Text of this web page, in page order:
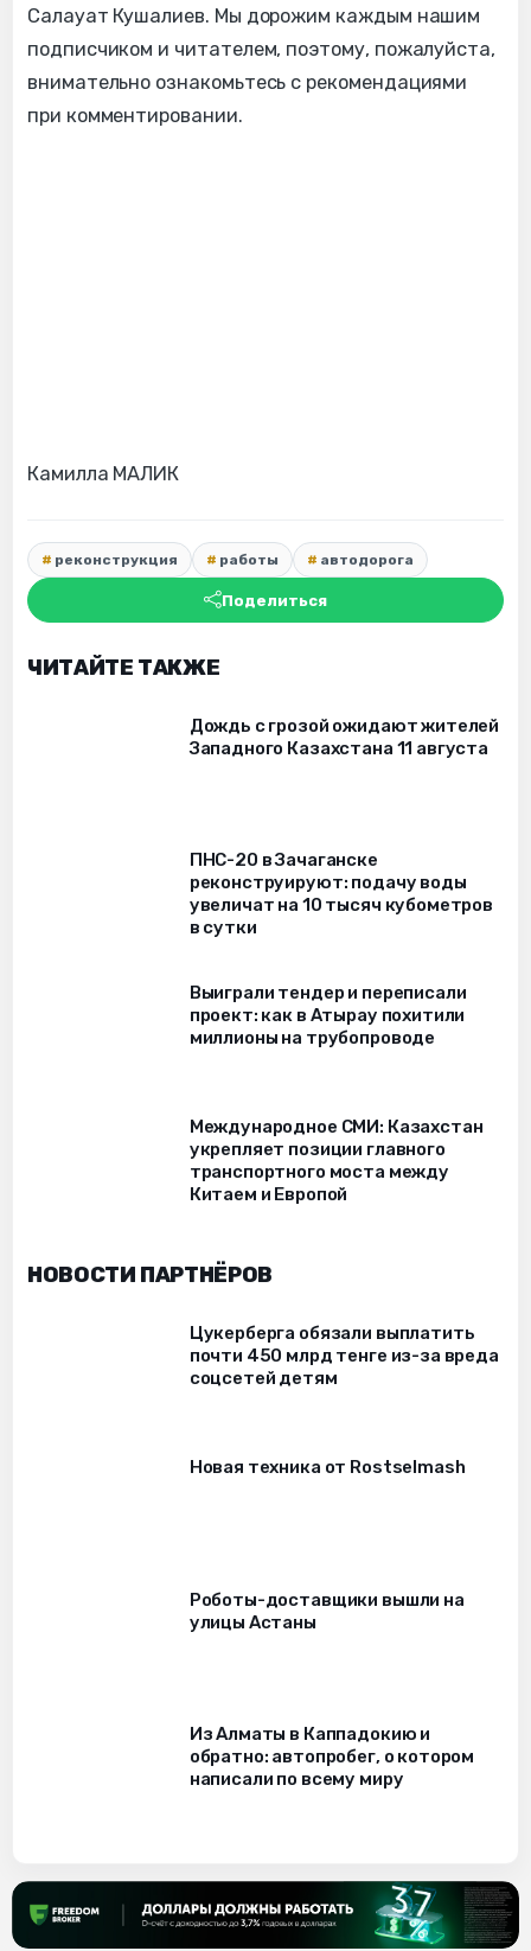
Салауат Кушалиев. Мы дорожим каждым нашим
подписчиком и читателем, поэтому, пожалуйста,
внимательно ознакомьтесь с рекомендациями
при комментировании.
Камилла МАЛИК
реконструкция работы автодорога
Поделиться
ЧИТАЙТЕ ТАКЖЕ
Дождь с грозой ожидают жителей
Западного Казахстана 11 августа
ПНС-20 в Зачаганске
реконструируют: подачу воды
увеличат на 10 тысяч кубометров
в сутки
Выиграли тендер и переписали
проект: как в Атырау похитили
миллионы на трубопроводе
Международное СМИ: Казахстан
укрепляет позиции главного
транспортного моста между
Китаем и Европой
НОВОСТИ ПАРТНЁРОВ
Цукерберга обязали выплатить
почти 450 млрд тенге из-за вреда
соцсетей детям
Новая техника от Rostselmash
Роботы-доставщики вышли на
улицы Астаны
Из Алматы в Каппадокию и
обратно: автопробег, о котором
написали по всему миру